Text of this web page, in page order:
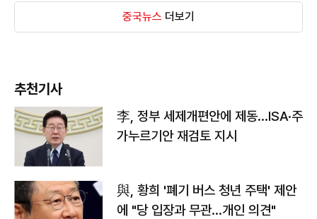
중국뉴스 더보기
추천기사
李, 정부 세제개편안에 제동…ISA·주
가누르기안 재검토 지시
與, 황희 '폐기 버스 청년 주택' 제안
에 "당 입장과 무관…개인 의견"